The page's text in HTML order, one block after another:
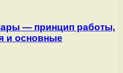
— принцип работы,
и основные